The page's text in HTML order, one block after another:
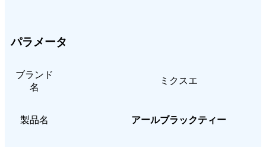
パラメータ
ブランド
名
ミクスエ
製品名 アールブラックティー